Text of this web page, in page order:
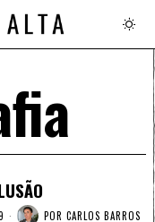
POR CARLOS BARROS